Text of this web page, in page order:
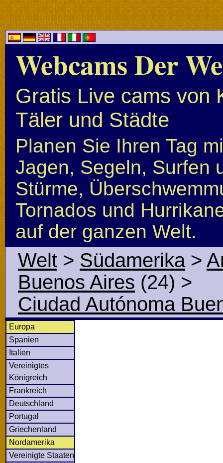
Webcams Der
Gratis Live cams von
Täler und Städte
Planen Sie Ihren Tag
Jagen, Segeln, Surfen
Stürme,
Tornados und
auf der ganzen Welt.
Welt > Südamerika>
Buenos Aires (24) >
Ciudad Autónoma
Europa
Spanien
Italien
Vereinigtes
Königreich
Frankreich
Deutschland
Portugal
Griechenland
Nordamerika
Vereinigte Staaten